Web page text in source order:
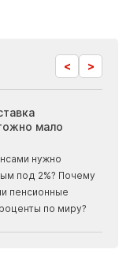
< >
мало
нужно
под 2%? Почему
пенсионные
по миру?